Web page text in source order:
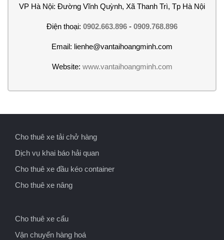
VP Hà Nội: Đường Vĩnh Quỳnh, Xã Thanh Trì, Tp Hà Nội
Điện thoại: 0902.663.896 - 0909.768.896
Email: lienhe@vantaihoangminh.com
Website: www.vantaihoangminh.com
Cho thuê xe tải chở hàng
Dịch vụ khai báo hải quan
Cho thuê xe đầu kéo container
Cho thuê xe nâng
Cho thuê xe cẩu
Vận chuyển hàng hoá